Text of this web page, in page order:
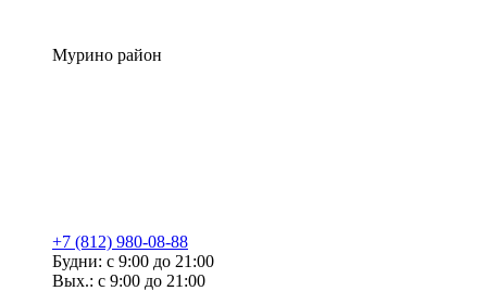
Мурино район
+7 (812) 980-08-88
Будни: с 9:00 до 21:00
Вых.: с 9:00 до 21:00